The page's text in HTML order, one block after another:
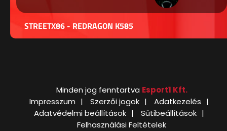
STREETX86 - REDRAGON K585
Minden jog fenntartva Esport1 Kft.
Impresszum
Szerzői jogok
Adatkezelés
Adatvédelmi beállítások
Sütibeállítások
Felhasználási Feltételek